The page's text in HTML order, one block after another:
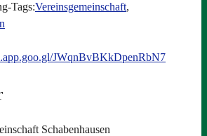
Tags:Vereinsgemeinschaft,
JWqnBvBKkDpenRbN7
Schabenhausen